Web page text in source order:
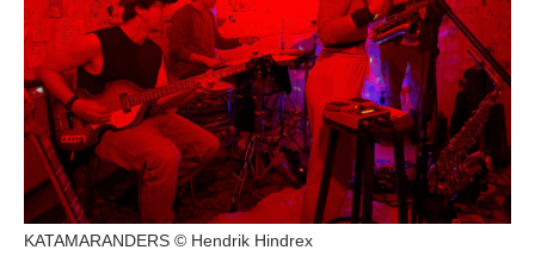
KATAMARANDERS © Hendrik Hindrex